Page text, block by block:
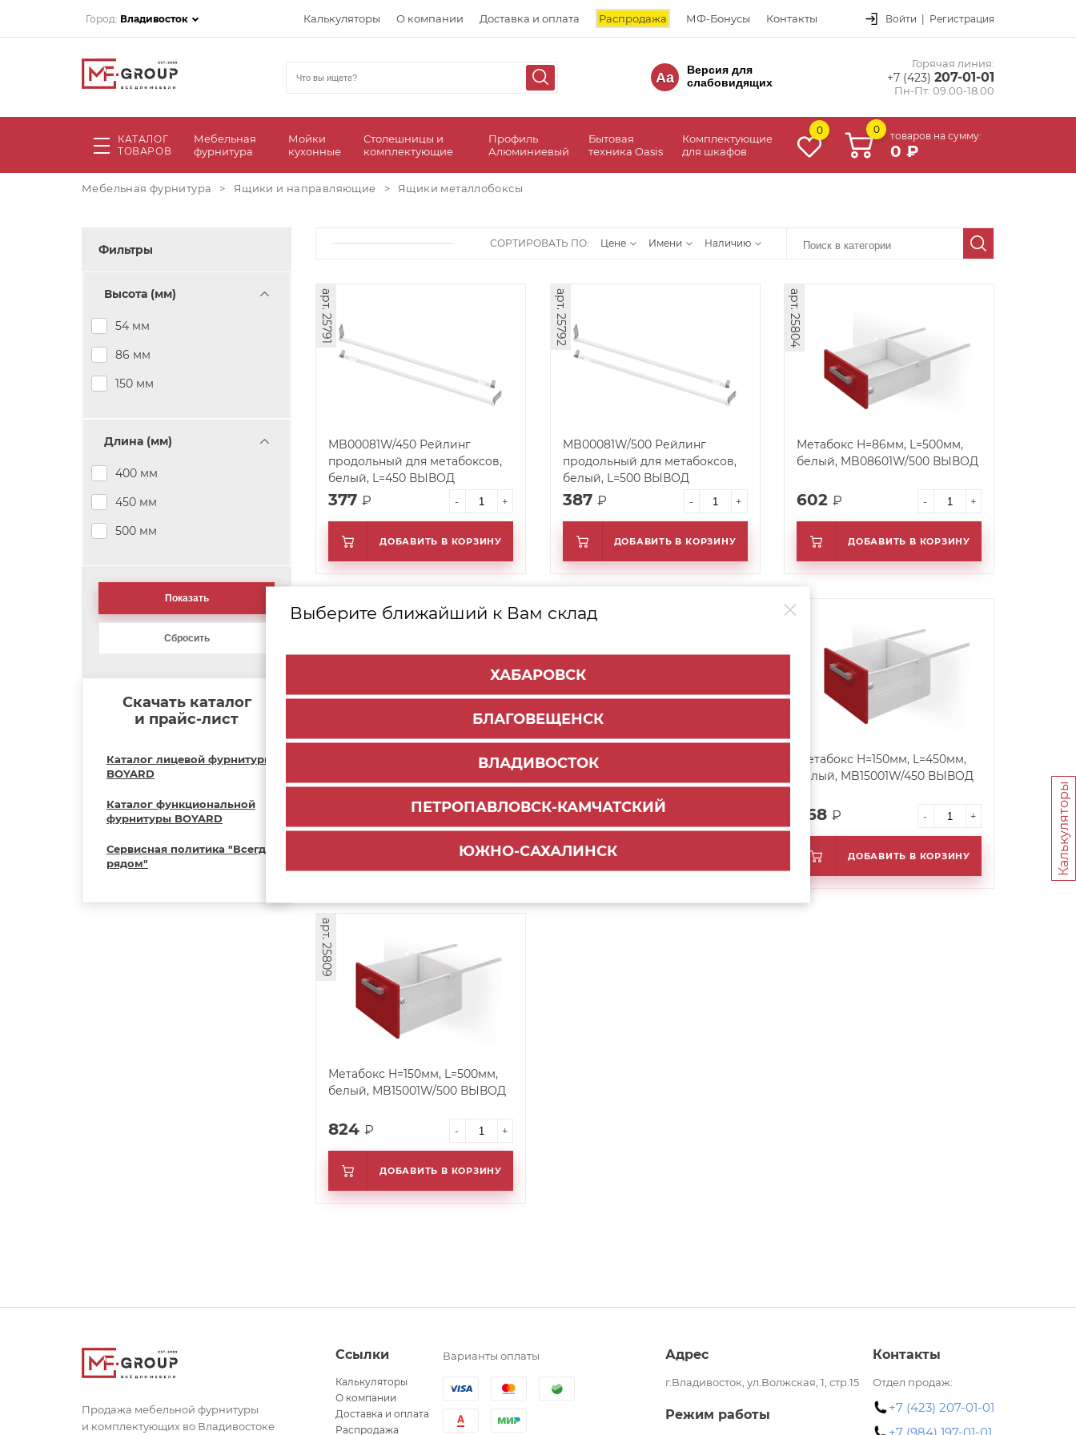
Город: Владивосток Калькуляторы О компании Доставка и оплата Распродажа МФ-Бонусы Контакты Войти | Регистрация
Aa
Версия для
слабовидящих
Горячая линия:
+7 (423) 207-01-01
Пн-Пт: 09.00-18.00
КАТАЛОГ
ТОВАРОВ
Мебельная
фурнитура
Мойки
кухонные
Столешницы и
комплектующие
Профиль
Алюминиевый
Бытовая
техника Oasis
Комплектующие
для шкафов
0 0
товаров на сумму:
0 ₽
Выберите ближайший к Вам склад
ХАБАРОВСК
БЛАГОВЕЩЕНСК
ВЛАДИВОСТОК
ПЕТРОПАВЛОВСК-КАМЧАТСКИЙ
ЮЖНО-САХАЛИНСК
Мебельная фурнитура > Ящики и направляющие > Ящики металлобоксы
Фильтры
Высота (мм)
54 мм
86 мм
150 мм
Длина (мм)
400 мм
450 мм
500 мм
Скачать каталог
и прайс-лист
Каталог лицевой фурнитуры
BOYARD
Каталог функциональной
фурнитуры BOYARD
Сервисная политика "Всегда
рядом"
СОРТИРОВАТЬ ПО: Цене Имени Наличию
MB00081W/450 Рейлинг
продольный для метабоксов,
белый, L=450 ВЫВОД
арт. 25791
377 ₽ - +
ДОБАВИТЬ В КОРЗИНУ
MB00081W/500 Рейлинг
продольный для метабоксов,
белый, L=500 ВЫВОД
арт. 25792
387 ₽ - +
ДОБАВИТЬ В КОРЗИНУ
Метабокс H=86мм, L=500мм,
белый, MB08601W/500 ВЫВОД
арт. 25804
602 ₽ - +
ДОБАВИТЬ В КОРЗИНУ
Метабокс H=86мм, L=400мм,
арт. 25802
- +
ДОБАВИТЬ В КОРЗИНУ
Метабокс H=54мм, L=450мм,
арт. 25793
577₽
ДОБАВИТЬ В КОРЗИНУ
Метабокс H=150мм, L=450мм,
белый, MB15001W/450 ВЫВОД
арт. 25808
768 ₽ - +
ДОБАВИТЬ В КОРЗИНУ
Метабокс H=150мм, L=500мм,
белый, MB15001W/500 ВЫВОД
арт. 25809
824 ₽ - +
ДОБАВИТЬ В КОРЗИНУ
Калькуляторы
Продажа мебельной фурнитуры
и комплектующих во Владивостоке
Ссылки
Калькуляторы
О компании
Доставка и оплата
Распродажа
Варианты оплаты Адрес
г.Владивосток, ул.Волжская, 1, стр.15
Режим работы
Контакты
Отдел продаж:
+7 (423) 207-01-01